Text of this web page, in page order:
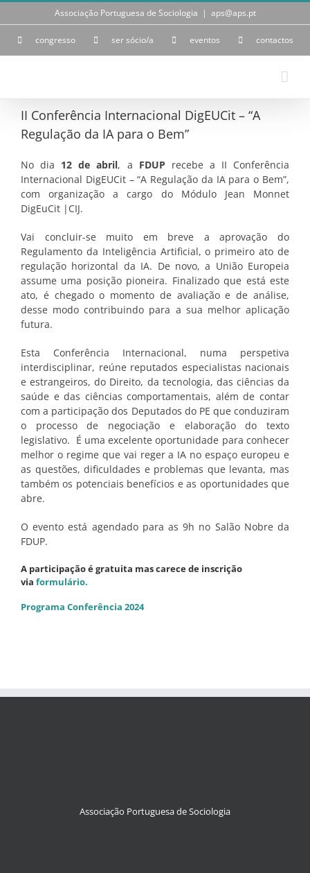
Skip
Associação Portuguesa de Sociologia | aps@aps.pt
congresso ser sócio/a eventos contactos
II Conferência Internacional DigEUCit – “A
Regulação da IA para o Bem”
No dia 12 de abril, a FDUP recebe a II Conferência
Internacional DigEUCit – “A Regulação da IA para o Bem”,
com organização a cargo do Módulo Jean Monnet
DigEuCit |CIJ.
Vai concluir-se muito em breve a aprovação do
Regulamento da Inteligência Artificial, o primeiro ato de
regulação horizontal da IA. De novo, a União Europeia
assume uma posição pioneira. Finalizado que está este
ato, é chegado o momento de avaliação e de análise,
desse modo contribuindo para a sua melhor aplicação
futura.
Esta Conferência Internacional, numa perspetiva
interdisciplinar, reúne reputados especialistas nacionais
e estrangeiros, do Direito, da tecnologia, das ciências da
saúde e das ciências comportamentais, além de contar
com a participação dos Deputados do PE que conduziram
o processo de negociação e elaboração do texto
legislativo. É uma excelente oportunidade para conhecer
melhor o regime que vai reger a IA no espaço europeu e
as questões, dificuldades e problemas que levanta, mas
também os potenciais benefícios e as oportunidades que
abre.
O evento está agendado para as 9h no Salão Nobre da
FDUP.
A participação é gratuita mas carece de inscrição
via formulário.
Programa Conferência 2024
Associação Portuguesa de Sociologia